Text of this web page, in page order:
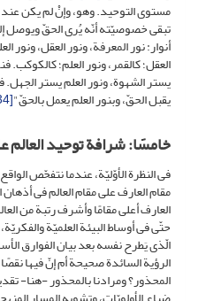
مستوى التوحید. وهو، وإنْ لم یکن
تبقى خصوصیّته أنّه یُری الحقّ ویوصل
أنوار: نور المعرفة، ونور العقل،
العقل؛ کالقمر، ونور العلم؛ کالکوکب.
یستر الشهوة، ونور العلم یستر الجهل.
یقبل الحقّ، وبنور العلم یعمل بالحقّ"[34]
خامسًا: شرافة توحید العالم
فی النظرة الأوّلیّة، عندما نتفحّص
مقام العارف على مقام العالم فی
العارف أعلى مقامًا وأشرف رتبة من
حتّى فی أوساط البیئة العلمیّة
الّذی یَطرح نفسه بعد بیان الفوارق
الرؤیة السائدة صحیحة أم إنّ فیها
المحذور؟ ومرادنا بالمحذور -هنا-